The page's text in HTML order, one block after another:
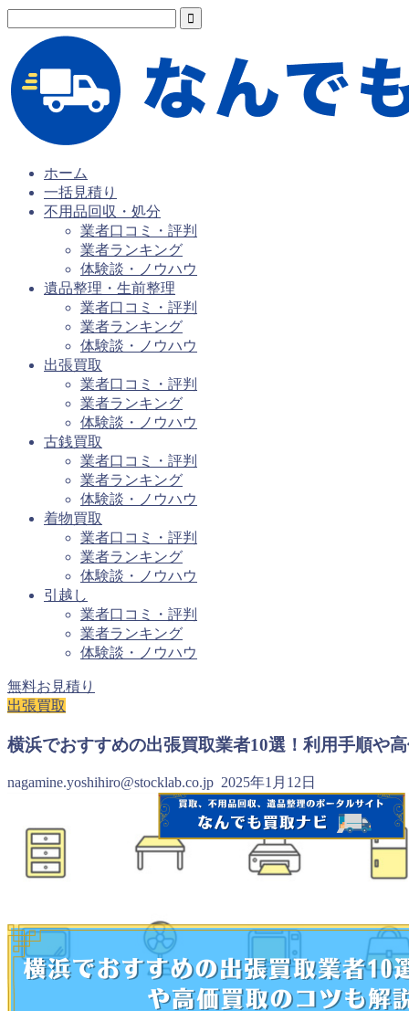
ホーム
一括見積り
不用品回収・処分
業者口コミ・評判
業者ランキング
体験談・ノウハウ
遺品整理・生前整理
業者口コミ・評判
業者ランキング
体験談・ノウハウ
出張買取
業者口コミ・評判
業者ランキング
体験談・ノウハウ
古銭買取
業者口コミ・評判
業者ランキング
体験談・ノウハウ
着物買取
業者口コミ・評判
業者ランキング
体験談・ノウハウ
引越し
業者口コミ・評判
業者ランキング
体験談・ノウハウ
無料お見積り
出張買取
横浜でおすすめの出張買取業者10選！利用手順や
nagamine.yoshihiro@stocklab.co.jp 2025年1月12日